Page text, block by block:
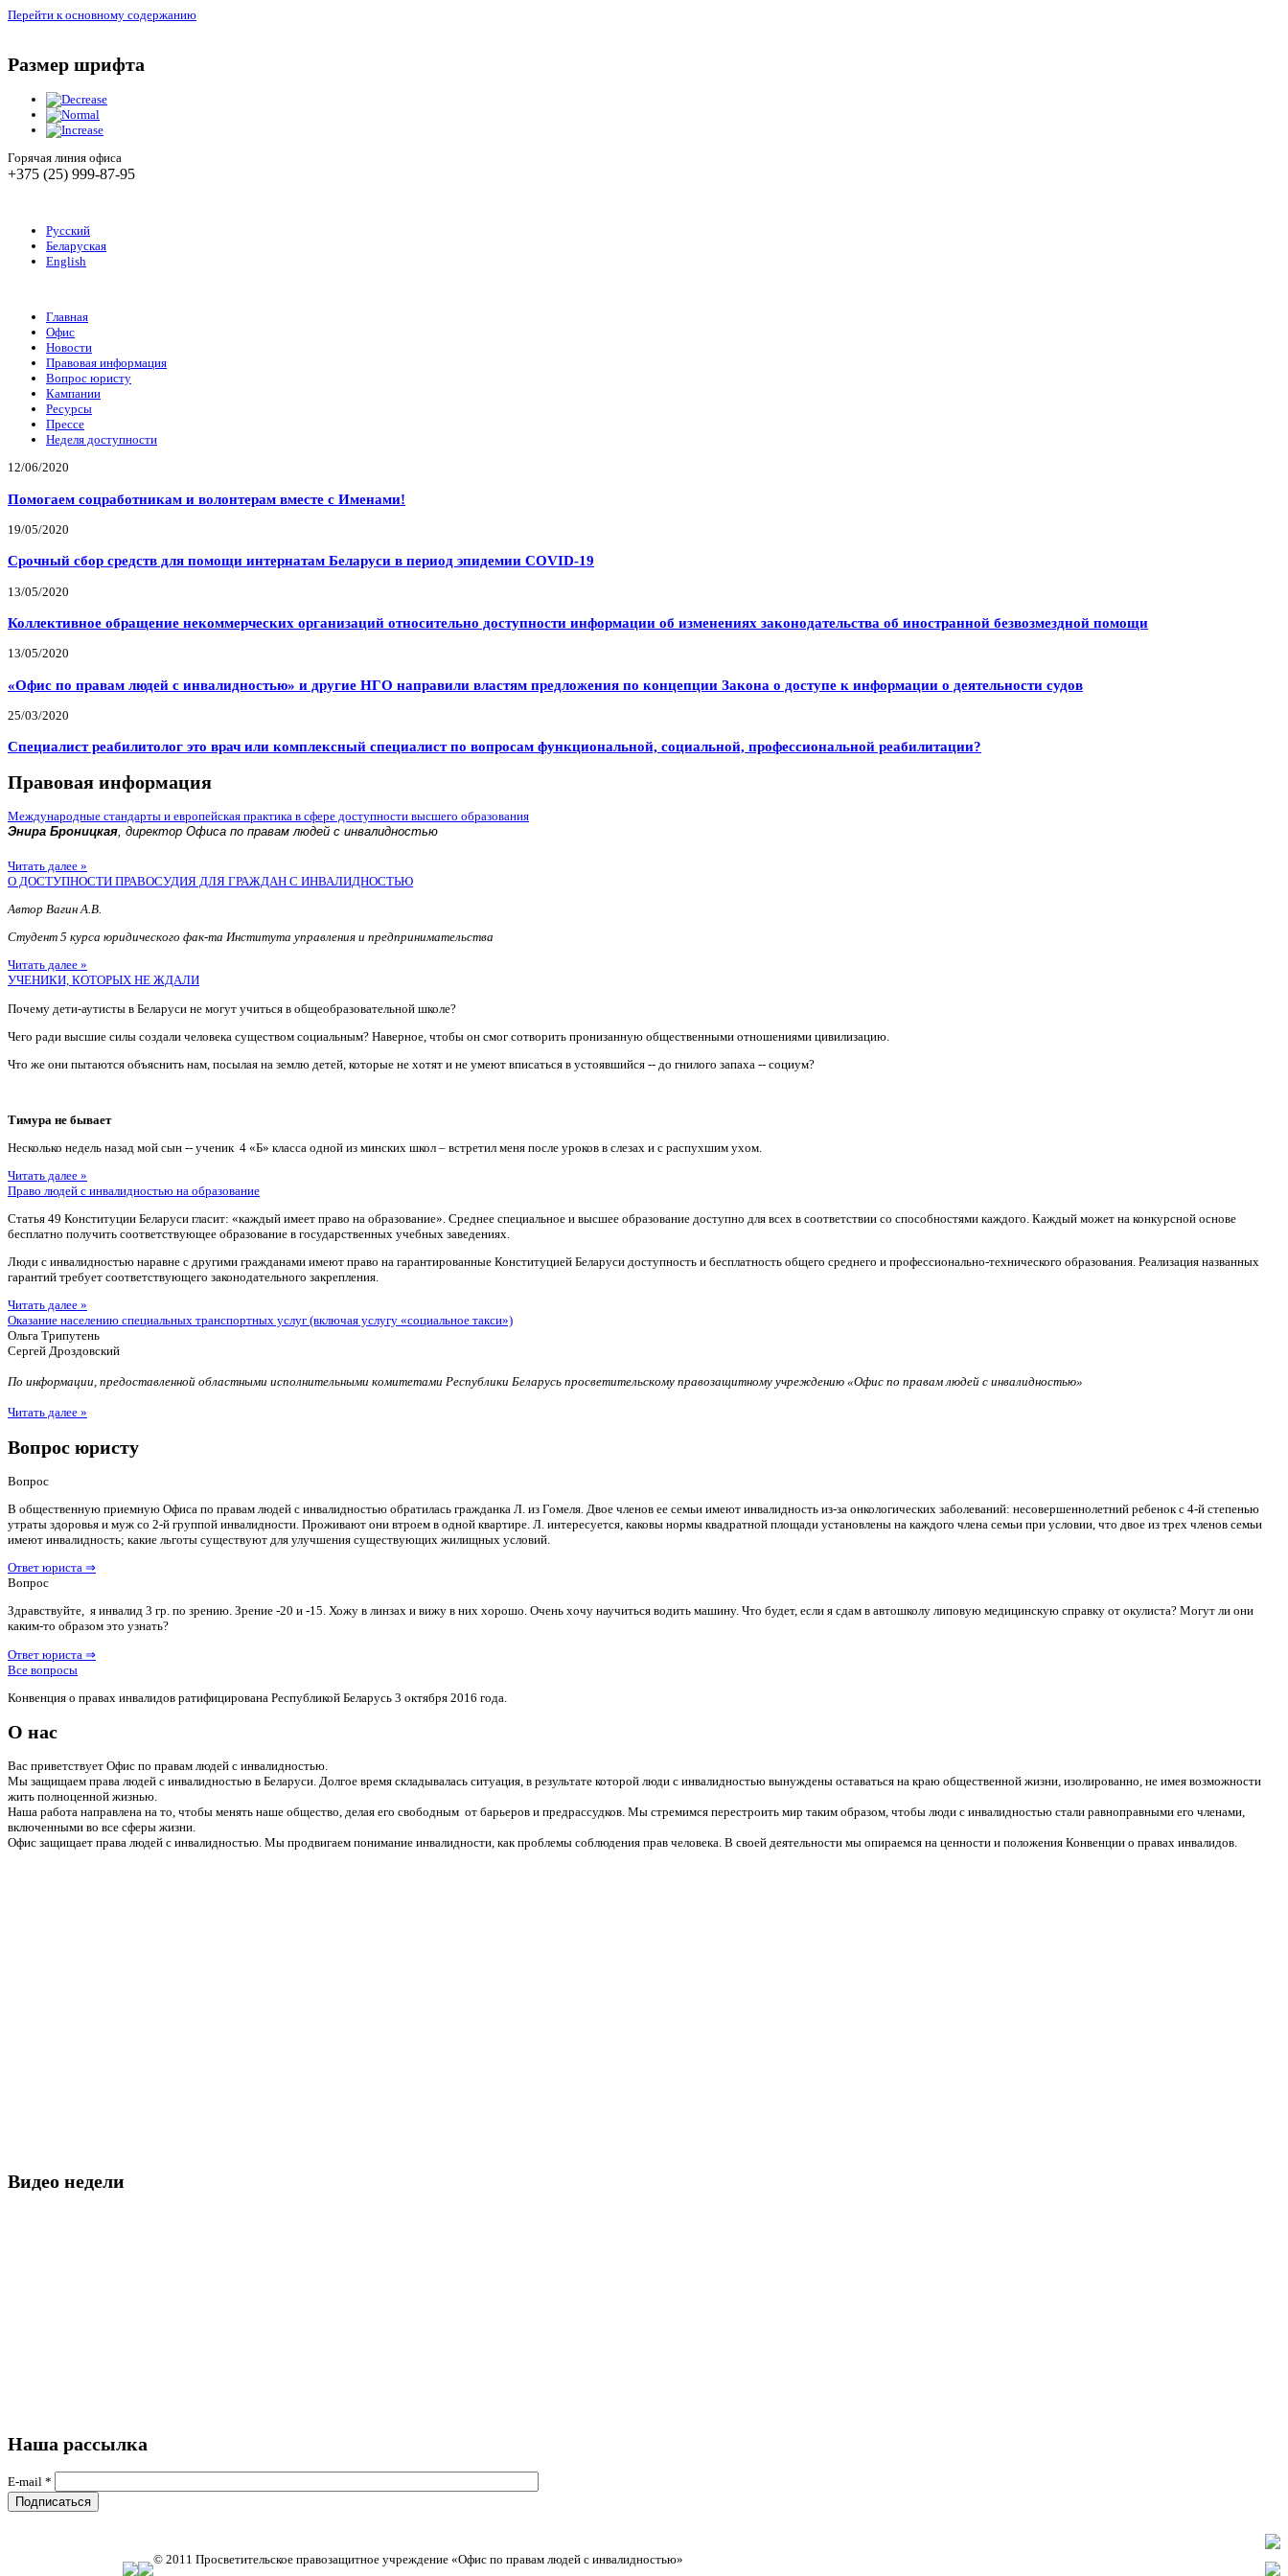
Перейти к основному содержанию
Размер шрифта
Горячая линия офиса
+375 (25) 999-87-95
Русский
Беларуская
English
Главная
Офис
Новости
Правовая информация
Вопрос юристу
Кампании
Ресурсы
Прессе
Неделя доступности
12/06/2020
Помогаем соцработникам и волонтерам вместе с Именами!
19/05/2020
Срочный сбор средств для помощи интернатам Беларуси в период эпидемии COVID-19
13/05/2020
Коллективное обращение некоммерческих организаций относительно доступности информации об изменениях законодательства об иностранной безвозмездной помощи
13/05/2020
«Офис по правам людей с инвалидностью» и другие НГО направили властям предложения по концепции Закона о доступе к информации о деятельности судов
25/03/2020
Специалист реабилитолог это врач или комплексный специалист по вопросам функциональной, социальной, профессиональной реабилитации?
Правовая информация
Международные стандарты и европейская практика в сфере доступности высшего образования
Энира Броницкая, директор Офиса по правам людей с инвалидностью
Читать далее »
О ДОСТУПНОСТИ ПРАВОСУДИЯ ДЛЯ ГРАЖДАН С ИНВАЛИДНОСТЬЮ
Автор Вагин А.В.
Студент 5 курса юридического фак-та Института управления и предпринимательства
Читать далее »
УЧЕНИКИ, КОТОРЫХ НЕ ЖДАЛИ
Почему дети-аутисты в Беларуси не могут учиться в общеобразовательной школе?
Чего ради высшие силы создали человека существом социальным? Наверное, чтобы он смог сотворить пронизанную общественными отношениями цивилизацию.
Что же они пытаются объяснить нам, посылая на землю детей, которые не хотят и не умеют вписаться в устоявшийся -- до гнилого запаха -- социум?
Тимура не бывает
Несколько недель назад мой сын -- ученик 4 «Б» класса одной из минских школ – встретил меня после уроков в слезах и с распухшим ухом.
Читать далее »
Право людей с инвалидностью на образование
Статья 49 Конституции Беларуси гласит: «каждый имеет право на образование». Среднее специальное и высшее образование доступно для всех в соответствии со способностями каждого. Каждый может на конкурсной основе
бесплатно получить соответствующее образование в государственных учебных заведениях.
Люди с инвалидностью наравне с другими гражданами имеют право на гарантированные Конституцией Беларуси доступность и бесплатность общего среднего и профессионально-технического образования. Реализация названных
гарантий требует соответствующего законодательного закрепления.
Читать далее »
Оказание населению специальных транспортных услуг (включая услугу «социальное такси»)
Ольга Трипутень
Сергей Дроздовский
По информации, предоставленной областными исполнительными комитетами Республики Беларусь просветительскому правозащитному учреждению «Офис по правам людей с инвалидностью»
Читать далее »
Вопрос юристу
Вопрос
В общественную приемную Офиса по правам людей с инвалидностью обратилась гражданка Л. из Гомеля. Двое членов ее семьи имеют инвалидность из-за онкологических заболеваний: несовершеннолетний ребенок с 4-й степенью
утраты здоровья и муж со 2-й группой инвалидности. Проживают они втроем в одной квартире. Л. интересуется, каковы нормы квадратной площади установлены на каждого члена семьи при условии, что двое из трех членов семьи
имеют инвалидность; какие льготы существуют для улучшения существующих жилищных условий.
Ответ юриста ⇒
Вопрос
Здравствуйте, я инвалид 3 гр. по зрению. Зрение -20 и -15. Хожу в линзах и вижу в них хорошо. Очень хочу научиться водить машину. Что будет, если я сдам в автошколу липовую медицинскую справку от окулиста? Могут ли они
каким-то образом это узнать?
Ответ юриста ⇒
Все вопросы
Конвенция о правах инвалидов ратифицирована Республикой Беларусь 3 октября 2016 года.
О нас
Вас приветствует Офис по правам людей с инвалидностью.
Мы защищаем права людей с инвалидностью в Беларуси. Долгое время складывалась ситуация, в результате которой люди с инвалидностью вынуждены оставаться на краю общественной жизни, изолированно, не имея возможности
жить полноценной жизнью.
Наша работа направлена на то, чтобы менять наше общество, делая его свободным от барьеров и предрассудков. Мы стремимся перестроить мир таким образом, чтобы люди с инвалидностью стали равноправными его членами,
включенными во все сферы жизни.
Офис защищает права людей с инвалидностью. Мы продвигаем понимание инвалидности, как проблемы соблюдения прав человека. В своей деятельности мы опираемся на ценности и положения Конвенции о правах инвалидов.
Видео недели
Наша рассылка
E-mail *
© 2011 Просветительское правозащитное учреждение «Офис по правам людей с инвалидностью»